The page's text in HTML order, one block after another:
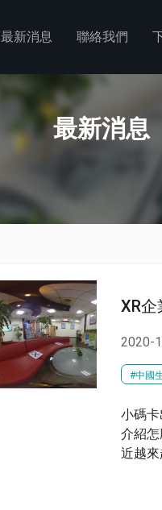
最新消息 聯絡我們
最新消息
XR
2020-
#中國
小碼
介紹
近越